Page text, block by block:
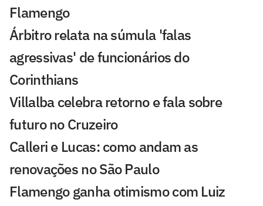
Flamengo
Árbitro relata na súmula 'falas
agressivas' de funcionários do
Corinthians
Villalba celebra retorno e fala sobre
futuro no Cruzeiro
Calleri e Lucas: como andam as
renovações no São Paulo
Flamengo ganha otimismo com Luiz